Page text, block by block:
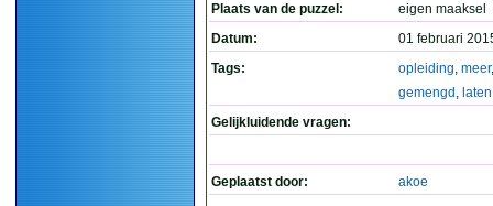
Plaats van de puzzel:
eigen maaksel
Datum:
01 februari
Tags:
opleiding, meer
gemengd , laten
Gelijkluidende vragen:
Geplaatst door: akoe